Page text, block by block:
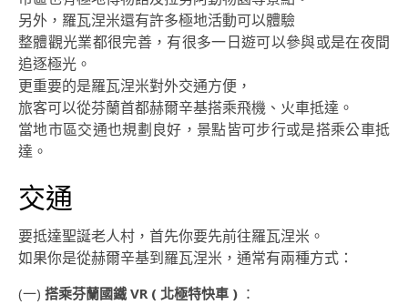
另外，羅瓦涅米還有許多極地活動可以體驗
整體觀光業都很完善，有很多一日遊可以參與或是在夜間
追逐極光。
更重要的是羅瓦涅米對外交通方便，
旅客可以從芬蘭首都赫爾辛基搭乘飛機、火車抵達。
當地市區交通也規劃良好，景點皆可步行或是搭乘公車抵
達。
交通
要抵達聖誕老人村，首先你要先前往羅瓦涅米。
如果你是從赫爾辛基到羅瓦涅米，通常有兩種方式：
(一) 搭乘芬蘭國鐵 VR ( 北極特快車 ) ：